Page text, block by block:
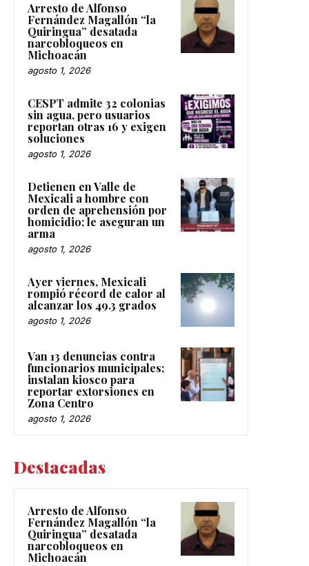
Arresto de Alfonso
Fernández Magallón “la
Quiringua” desatada
narcobloqueos en
Michoacán
agosto 1, 2026
CESPT admite 32 colonias
sin agua, pero usuarios
reportan otras 16 y exigen
soluciones
agosto 1, 2026
Detienen en Valle de
Mexicali a hombre con
orden de aprehensión por
homicidio; le aseguran un
arma
agosto 1, 2026
Ayer viernes, Mexicali
rompió récord de calor al
alcanzar los 49.3 grados
agosto 1, 2026
Van 13 denuncias contra
funcionarios municipales;
instalan kiosco para
reportar extorsiones en
Zona Centro
agosto 1, 2026
Destacadas
Arresto de Alfonso
Fernández Magallón “la
Quiringua” desatada
narcobloqueos en
Michoacán